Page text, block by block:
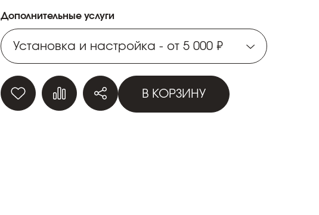
Дополнительные услуги
Установка и настройка - от 5 000 ₽
Установка и настройка - от 5 000 ₽
Установка и настройка - от 5 000 ₽
В КОРЗИНУ